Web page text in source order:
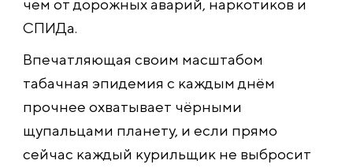
чем от дорожных аварий, наркотиков и
СПИДа.
Впечатляющая своим масштабом
табачная эпидемия с каждым днём
прочнее охватывает чёрными
щупальцами планету, и если прямо
сейчас каждый курильщик не выбросит